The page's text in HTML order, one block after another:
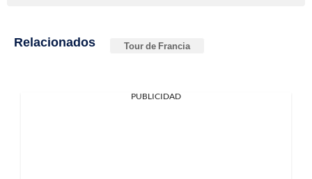
Relacionados Tour de Francia
PUBLICIDAD